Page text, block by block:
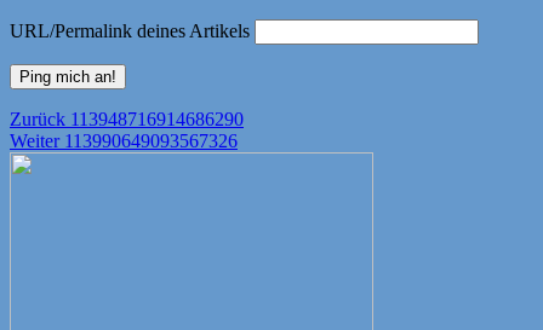
URL/Permalink deines Artikels
Beitragsnavigation
Zurück Vorheriger
Beitrag:
113948716914686290
Weiter Nächster
113990649093567326